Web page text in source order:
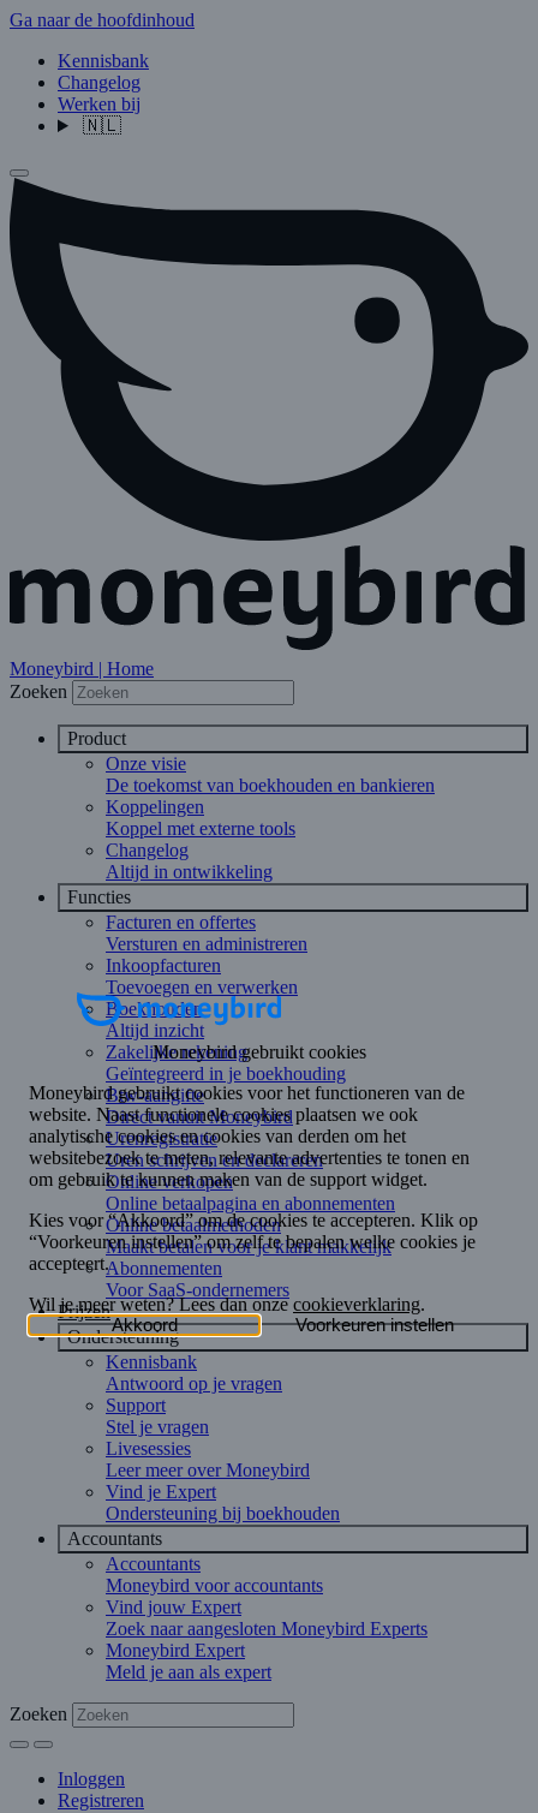
Ga naar de hoofdinhoud
Kennisbank
Changelog
Werken bij
🇳🇱
Moneybird | Home
Zoeken
Product
Onze visie
De toekomst van boekhouden en bankieren
Koppelingen
Koppel met externe tools
Changelog
Altijd in ontwikkeling
Functies
Facturen en offertes
Versturen en administreren
Inkoopfacturen
Toevoegen en verwerken
Boekhouden
Altijd inzicht
Zakelijke rekening
Geïntegreerd in je boekhouding
Btw-aangifte
Direct vanuit Moneybird
Urenregistratie
Uren schrijven en declareren
Online verkopen
Online betaalpagina en abonnementen
Online betaalmethoden
Maakt betalen voor je klant makkelijk
Abonnementen
Voor SaaS-ondernemers
Prijzen
Ondersteuning
Kennisbank
Antwoord op je vragen
Support
Stel je vragen
Livesessies
Leer meer over Moneybird
Vind je Expert
Ondersteuning bij boekhouden
Accountants
Accountants
Moneybird voor accountants
Vind jouw Expert
Zoek naar aangesloten Moneybird Experts
Moneybird Expert
Meld je aan als expert
Zoeken
Inloggen
Registreren